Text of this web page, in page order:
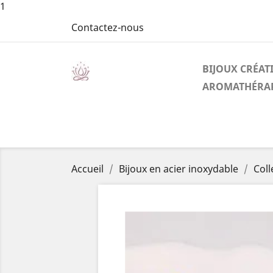
1
Contactez-nous
BIJOUX
Accueil Bijoux en acier inoxydable